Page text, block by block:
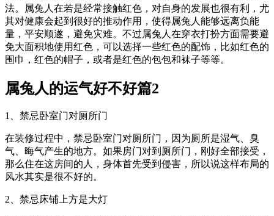
法。属兔人在若是经常接触红色，对自身的发展也很有利，尤
其对健康会起到很好的推动作用，使得属兔人能够远离负能
量，平安顺遂，避免灾难。不过属兔人在穿衣打扮方面需要避
免大面积地使用红色，可以选择一些红色的配饰，比如红色的
围巾，红色的帽子，或者是红色的包包和袜子等等。
属兔人的运气好不好篇2
1、禁忌卧室门对厕所门
在装修过程中，禁忌卧室门对厕所门，因为厕所是湿气、臭
气、晦气产生的地方。如果房门对到厕所门，刚好全部接受，
那么住在这房间的人，身体首先受到侵害，所以说这样布局的
风水其实是很不好的。
2、禁忌床铺上方是大灯